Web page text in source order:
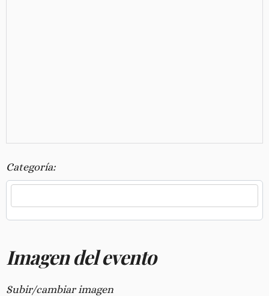
Categoría:
Imagen del evento
Subir/cambiar imagen